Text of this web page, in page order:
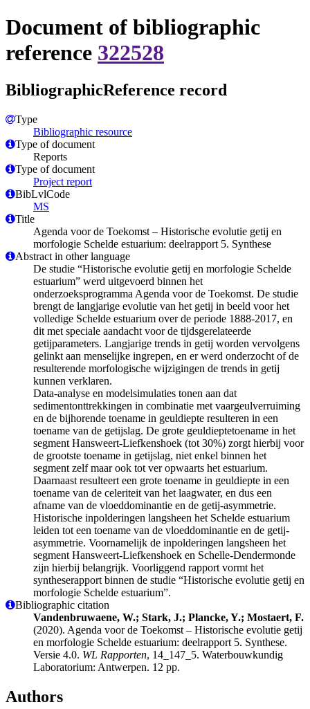
Document of bibliographic
reference 322528
BibliographicReference record
Type
Bibliographic resource
Type of document
Reports
Type of document
Project report
BibLvlCode
MS
Title
Agenda voor de Toekomst – Historische evolutie getij en
morfologie Schelde estuarium: deelrapport 5. Synthese
Abstract in other language
De studie “Historische evolutie getij en morfologie Schelde
estuarium” werd uitgevoerd binnen het
onderzoeksprogramma Agenda voor de Toekomst. De studie
brengt de langjarige evolutie van het getij in beeld voor het
volledige Schelde estuarium over de periode 1888-2017, en
dit met speciale aandacht voor de tijdsgerelateerde
getijparameters. Langjarige trends in getij worden vervolgens
gelinkt aan menselijke ingrepen, en er werd onderzocht of de
resulterende morfologische wijzigingen de trends in getij
kunnen verklaren.
Data-analyse en modelsimulaties tonen aan dat
sedimentonttrekkingen in combinatie met vaargeulverruiming
en de bijhorende toename in geuldiepte resulteren in een
toename van de getijslag. De grote geuldieptetoename in het
segment Hansweert-Liefkenshoek (tot 30%) zorgt hierbij voor
de grootste toename in getijslag, niet enkel binnen het
segment zelf maar ook tot ver opwaarts het estuarium.
Daarnaast resulteert een grote toename in geuldiepte in een
toename van de celeriteit van het laagwater, en dus een
afname van de vloeddominantie en de getij-asymmetrie.
Historische inpolderingen langsheen het Schelde estuarium
leiden tot een toename van de vloeddominantie en de getij-
asymmetrie. Voornamelijk de inpolderingen langsheen het
segment Hansweert-Liefkenshoek en Schelle-Dendermonde
zijn hierbij belangrijk. Voorliggend rapport vormt het
syntheserapport binnen de studie “Historische evolutie getij en
morfologie Schelde estuarium”.
Bibliographic citation
Vandenbruwaene, W.; Stark, J.; Plancke, Y.; Mostaert, F.
(2020). Agenda voor de Toekomst – Historische evolutie getij
en morfologie Schelde estuarium: deelrapport 5. Synthese.
Versie 4.0. WL Rapporten, 14_147_5. Waterbouwkundig
Laboratorium: Antwerpen. 12 pp.
Authors